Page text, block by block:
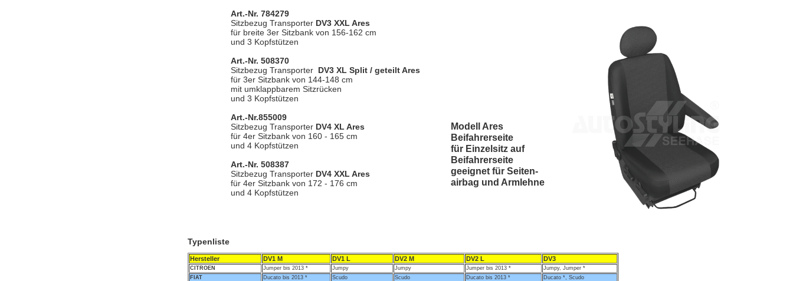
Art.-Nr. 784279
Sitzbezug Transporter DV3 XXL Ares
für breite 3er Sitzbank von 156-162 cm
und 3 Kopfstützen
Art.-Nr. 508370
Sitzbezug Transporter DV3 XL Split / geteilt Ares
für 3er Sitzbank von 144-148 cm
mit umklappbarem Sitzrücken
und 3 Kopfstützen
Art.-Nr.855009
Sitzbezug Transporter DV4 XL Ares
für 4er Sitzbank von 160 - 165 cm
und 4 Kopfstützen
Art.-Nr. 508387
Sitzbezug TransporterDV4 XXL Ares
für 4er Sitzbank von 172 - 176 cm
und 4 Kopfstützen
Modell Ares
Beifahrerseite
für Einzelsitz auf
Beifahrerseite
geeignet für Seiten-
airbag und Armlehne
Typenliste
Hersteller DV1 M DV1 L DV2 M DV2 L DV3
CITROEN Jumper bis 2013 * Jumpy Jumpy Jumper bis 2013 *
Jumpy, Jumper *
FIAT
Ducato bis 2013 * Scudo Scudo Ducato bis 2013 * Ducato *, Scudo